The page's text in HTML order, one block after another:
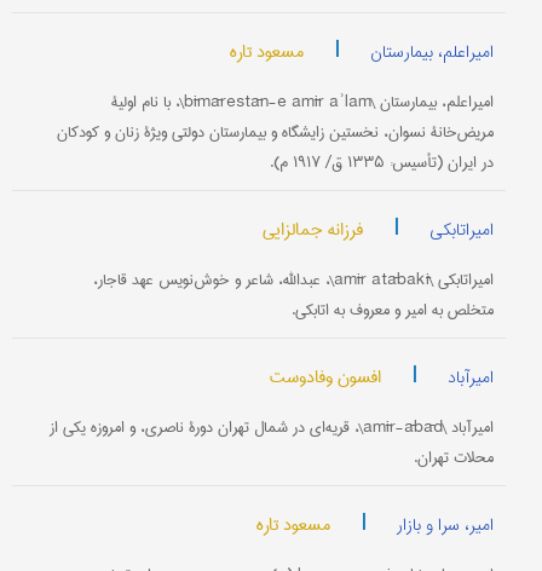
امیراعلم، بیمارستان | مسعود تاره
امیراعلم، بیمارستان \bīmārestān-e amīr aʾlam\، با نام اولیۀ
مریض‌خانۀ نسوان، نخستین زایشگاه و بیمارستان دولتی ویژۀ زنان و کودکان
در ایران (تأسیس: ۱۳۳۵ ق/ ۱۹۱۷ م).
امیراتابکی | فرزانه جمالزایی
امیراتابکی \amīr atābakī\، عبدالله، شاعر و خوش‌نویس عهد قاجار،
متخلص به امیر و معروف به اتابکی.
امیرآباد | افسون وفادوست
امیرآباد \amīr-ābād\، قریه‌ای در شمال تهران دورۀ ناصری، و امروزه یکی از
محلات تهران.
امیر، سرا و بازار | مسعود تاره